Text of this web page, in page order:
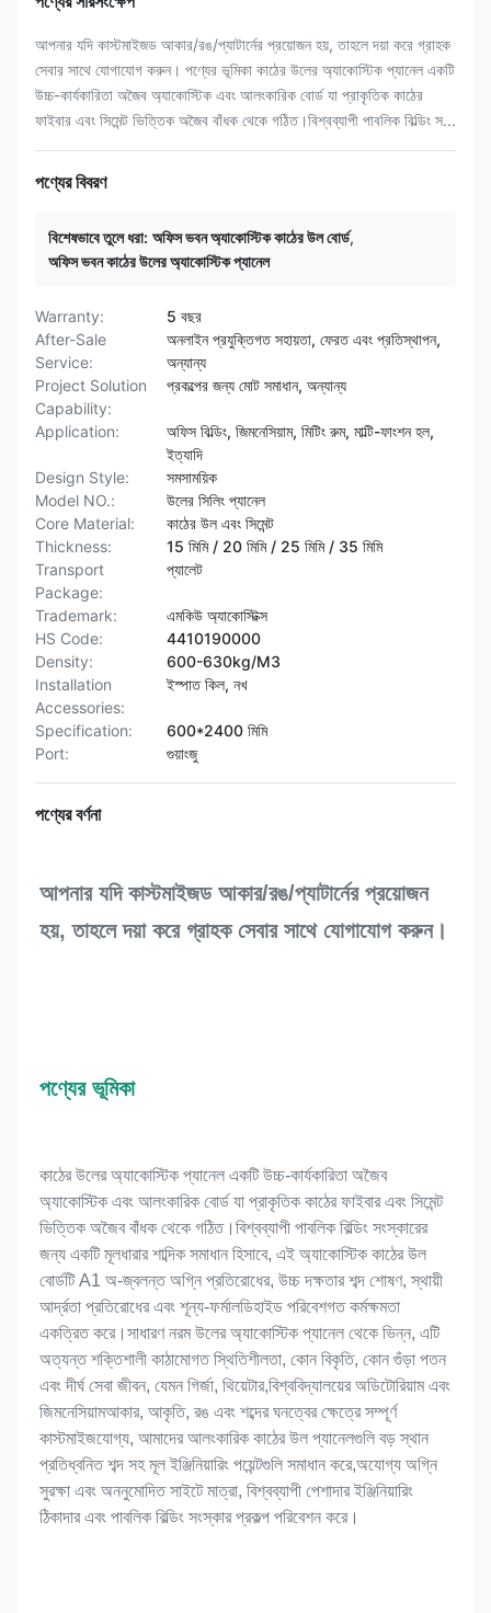
আপনার যদি কাস্টমাইজড আকার/রঙ/প্যাটার্নের প্রয়োজন হয়, তাহলে দয়া করে গ্রাহক
সেবার সাথে যোগাযোগ করুন। পণ্যের ভূমিকা কাঠের উলের অ্যাকোস্টিক প্যানেল একটি
উচ্চ-কার্যকারিতা অজৈব অ্যাকোস্টিক এবং আলংকারিক বোর্ড যা প্রাকৃতিক কাঠের
ফাইবার এবং সিমেন্ট ভিত্তিক অজৈব বাঁধক থেকে গঠিত।বিশ্বব্যাপী পাবলিক বিল্ডিং স...
পণ্যের বিবরণ
বিশেষভাবে তুলে ধরা: অফিস ভবন অ্যাকোস্টিক কাঠের উল বোর্ড,
অফিস ভবন কাঠের উলের অ্যাকোস্টিক প্যানেল
Warranty:
5 বছর
After-Sale
Service:
অনলাইন প্রযুক্তিগত সহায়তা, ফেরত এবং প্রতিস্থাপন,
অন্যান্য
Project Solution
Capability:
প্রকল্পের জন্য মোট সমাধান, অন্যান্য
Application:
অফিস বিল্ডিং, জিমনেসিয়াম, মিটিং রুম, মাল্টি-ফাংশন হল,
ইত্যাদি
Design Style:
সমসাময়িক
Model NO.:
উলের সিলিং প্যানেল
Core Material:
কাঠের উল এবং সিমেন্ট
Thickness:
15 মিমি / 20 মিমি / 25 মিমি / 35 মিমি
Transport
Package:
প্যালেট
Trademark:
এমকিউ অ্যাকোস্টিক্স
HS Code:
4410190000
Density:
600-630kg/M3
Installation
Accessories:
ইস্পাত কিল, নখ
Specification:
600*2400 মিমি
Port:
গুয়াংজু
পণ্যের বর্ণনা
আপনার যদি কাস্টমাইজড আকার/রঙ/প্যাটার্নের প্রয়োজন
হয়, তাহলে দয়া করে গ্রাহক সেবার সাথে যোগাযোগ করুন।
পণ্যের ভূমিকা
কাঠের উলের অ্যাকোস্টিক প্যানেল একটি উচ্চ-কার্যকারিতা অজৈব
অ্যাকোস্টিক এবং আলংকারিক বোর্ড যা প্রাকৃতিক কাঠের ফাইবার এবং সিমেন্ট
ভিত্তিক অজৈব বাঁধক থেকে গঠিত।বিশ্বব্যাপী পাবলিক বিল্ডিং সংস্কারের
জন্য একটি মূলধারার শাব্দিক সমাধান হিসাবে, এই অ্যাকোস্টিক কাঠের উল
বোর্ডটি A1 অ-জ্বলন্ত অগ্নি প্রতিরোধের, উচ্চ দক্ষতার শব্দ শোষণ, স্থায়ী
আর্দ্রতা প্রতিরোধের এবং শূন্য-ফর্মালডিহাইড পরিবেশগত কর্মক্ষমতা
একত্রিত করে।সাধারণ নরম উলের অ্যাকোস্টিক প্যানেল থেকে ভিন্ন, এটি
অত্যন্ত শক্তিশালী কাঠামোগত স্থিতিশীলতা, কোন বিকৃতি, কোন গুঁড়া পতন
এবং দীর্ঘ সেবা জীবন, যেমন গির্জা, থিয়েটার,বিশ্ববিদ্যালয়ের অডিটোরিয়াম এবং
জিমনেসিয়ামআকার, আকৃতি, রঙ এবং শব্দের ঘনত্বের ক্ষেত্রে সম্পূর্ণ
কাস্টমাইজযোগ্য, আমাদের আলংকারিক কাঠের উল প্যানেলগুলি বড় স্থান
প্রতিধ্বনিত শব্দ সহ মূল ইঞ্জিনিয়ারিং পয়েন্টগুলি সমাধান করে,অযোগ্য অগ্নি
সুরক্ষা এবং অননুমোদিত সাইটে মাত্রা, বিশ্বব্যাপী পেশাদার ইঞ্জিনিয়ারিং
ঠিকাদার এবং পাবলিক বিল্ডিং সংস্কার প্রকল্প পরিবেশন করে।